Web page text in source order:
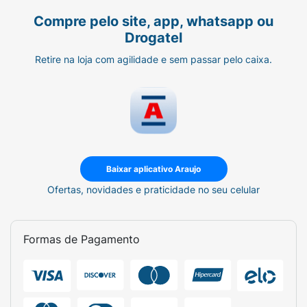
Compre pelo site, app, whatsapp ou
Drogatel
Retire na loja com agilidade e sem passar pelo caixa.
Baixar aplicativo Araujo
Ofertas, novidades e praticidade no seu celular
Formas de Pagamento